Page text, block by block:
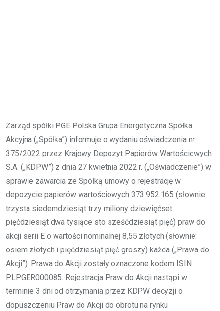
Zarząd spółki PGE Polska Grupa Energetyczna Spółka
Akcyjna („Spółka”) informuje o wydaniu oświadczenia nr
375/2022 przez Krajowy Depozyt Papierów Wartościowych
S.A. („KDPW”) z dnia 27 kwietnia 2022 r. („Oświadczenie”) w
sprawie zawarcia ze Spółką umowy o rejestrację w
depozycie papierów wartościowych 373.952.165 (słownie:
trzysta siedemdziesiąt trzy miliony dziewięćset
pięćdziesiąt dwa tysiące sto sześćdziesiąt pięć) praw do
akcji serii E o wartości nominalnej 8,55 złotych (słownie:
osiem złotych i pięćdziesiąt pięć groszy) każda („Prawa do
Akcji”). Prawa do Akcji zostały oznaczone kodem ISIN
PLPGER000085. Rejestracja Praw do Akcji nastąpi w
terminie 3 dni od otrzymania przez KDPW decyzji o
dopuszczeniu Praw do Akcji do obrotu na rynku